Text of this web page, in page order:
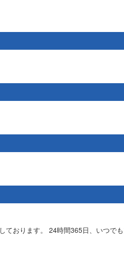
おります。 24時間365日、いつでも